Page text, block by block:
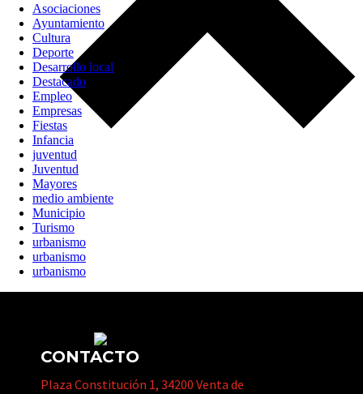
Asociaciones
Ayuntamiento
Cultura
Deporte
Desarrollo local
Destacado
Empleo
Empresas
Fiestas
Infancia
juventud
Juventud
Mayores
medio ambiente
Municipio
Turismo
urbanismo
urbanismo
urbanismo
CONTACTO
Plaza Constitución 1, 34200 Venta de